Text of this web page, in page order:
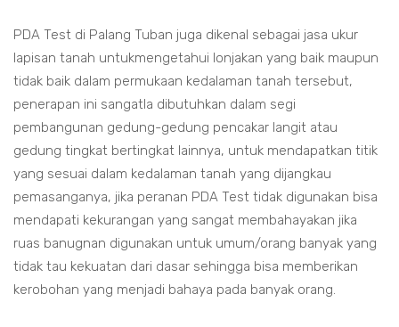
PDA Test di Palang Tuban juga dikenal sebagai jasa ukur
lapisan tanah untukmengetahui lonjakan yang baik maupun
tidak baik dalam permukaan kedalaman tanah tersebut,
penerapan ini sangatla dibutuhkan dalam segi
pembangunan gedung-gedung pencakar langit atau
gedung tingkat bertingkat lainnya, untuk mendapatkan titik
yang sesuai dalam kedalaman tanah yang dijangkau
pemasanganya, jika peranan PDA Test tidak digunakan bisa
mendapati kekurangan yang sangat membahayakan jika
ruas banugnan digunakan untuk umum/orang banyak yang
tidak tau kekuatan dari dasar sehingga bisa memberikan
kerobohan yang menjadi bahaya pada banyak orang.